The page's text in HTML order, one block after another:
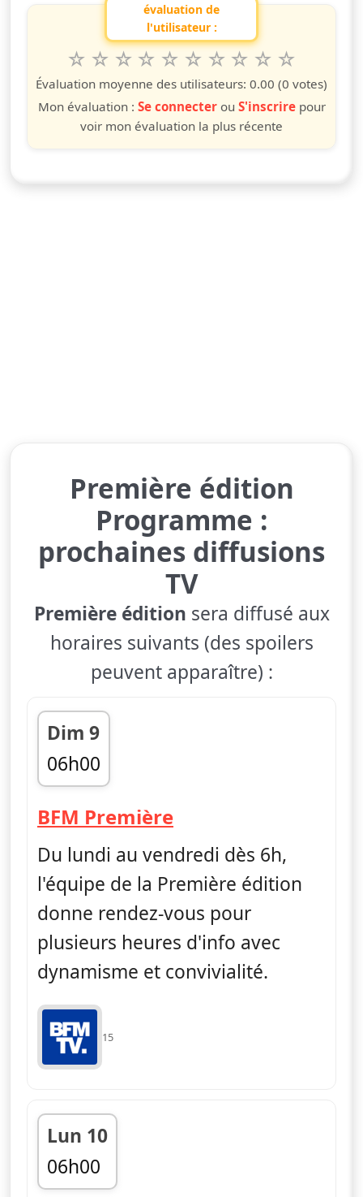
évaluation de
l'utilisateur :
questo spettacolo da 1 a 10 étoiles
10
étoiles
9
étoiles
8
étoiles
7
étoiles
6
étoiles
5
étoiles
4
étoiles
3
étoiles
2
étoiles
étoile
Évaluation moyenne des utilisateurs: 0.00 (0 votes)
Mon évaluation : Se connecterou S'inscrirepour
voir mon évaluation la plus récente
Première édition
Programme :
prochaines diffusions
TV
Première édition sera diffusé aux
horaires suivants (des spoilers
peuvent apparaître) :
Dim 9
06h00
fin 09h00
BFM Première— Première édition
Du lundi au vendredi dès 6h,
l'équipe de la Première édition
donne rendez-vous pour
plusieurs heures d'info avec
dynamisme et convivialité.
15
Lun 10
06h00